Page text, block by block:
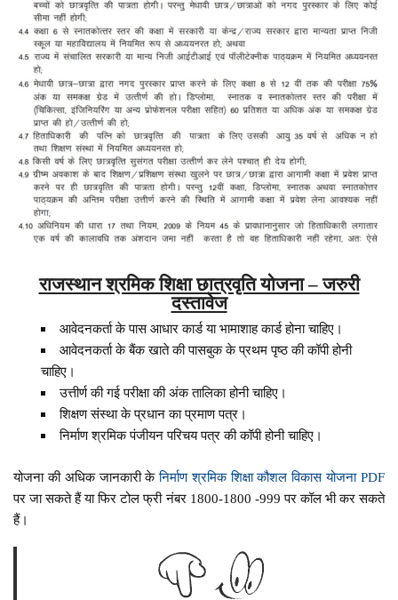
राजस्थान श्रमिक शिक्षा छात्रवृति योजना – जरुरी
दस्तावेज
आवेदनकर्ता के पास आधार कार्ड या भामाशाह कार्ड होना चाहिए।
आवेदनकर्ता के बैंक खाते की पासबुक के प्रथम पृष्ठ की कॉपी होनी
चाहिए।
उत्तीर्ण की गई परीक्षा की अंक तालिका होनी चाहिए।
शिक्षण संस्था के प्रधान का प्रमाण पत्र।
निर्माण श्रमिक पंजीयन परिचय पत्र की कॉपी होनी चाहिए।
योजना की अधिक जानकारी केनिर्माण श्रमिक शिक्षा कौशल विकास योजना PDF
पर जा सकते हैं या फिर टोल फ्री नंबर 1800-1800 -999 पर कॉल भी कर सकते
हैं।